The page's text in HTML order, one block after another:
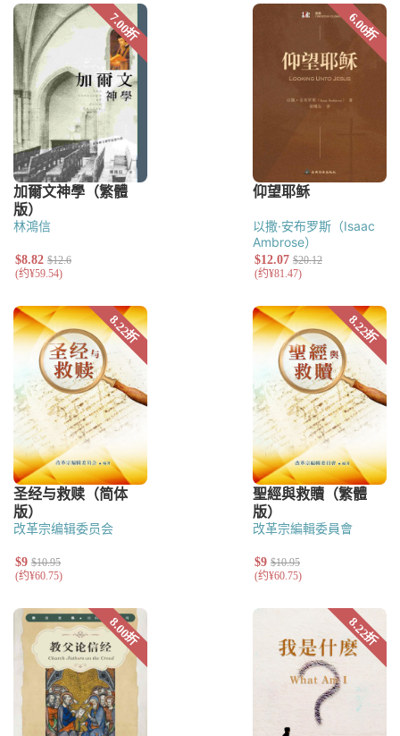
（Tertullian） 西普里
安（Thascius Caecilius
Cyprianus）
希波的奥
古斯丁（Augustine of
Hippo）
林鴻信
以撒·安布罗斯（Isaac
Ambrose）
改革宗编辑委员会 改革宗編輯委員會